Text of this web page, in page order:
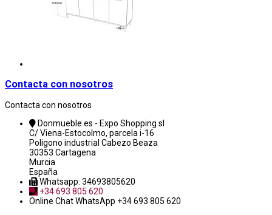
Contacta con nosotros
Contacta con nosotros
Donmueble.es - Expo Shopping sl
C/ Viena-Estocolmo, parcela i-16
Poligono industrial Cabezo Beaza
30353 Cartagena
Murcia
España
Whatsapp: 34693805620
+34 693 805 620
Online ChatWhatsApp +34 693 805 620